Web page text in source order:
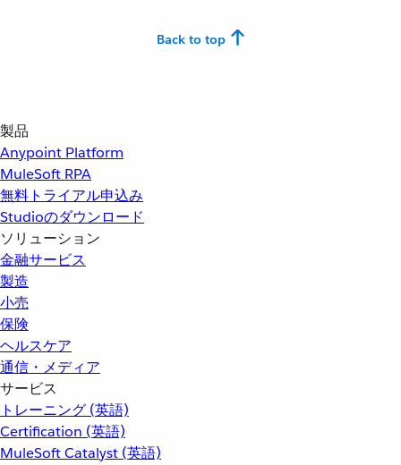
Back to top
製品
Anypoint Platform
MuleSoft RPA
無料トライアル申込み
Studioのダウンロード
ソリューション
金融サービス
製造
小売
保険
ヘルスケア
通信・メディア
サービス
トレーニング (英語)
Certification (英語)
MuleSoft Catalyst (英語)